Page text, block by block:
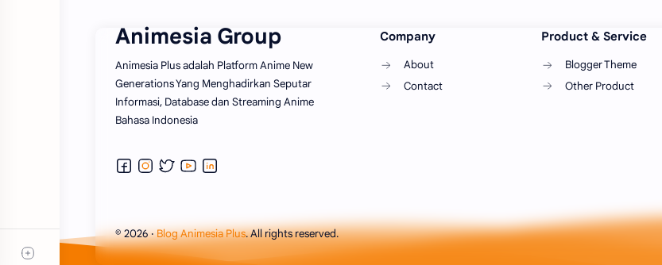
Animesia Group
Animesia Plus adalah Platform Anime New
Generations Yang Menghadirkan Seputar
Informasi, Database dan Streaming Anime
Bahasa Indonesia
Company
About
Contact
Product & Service
Blogger Theme
Other Product
©2026‧Blog Animesia Plus. All rights reserved.